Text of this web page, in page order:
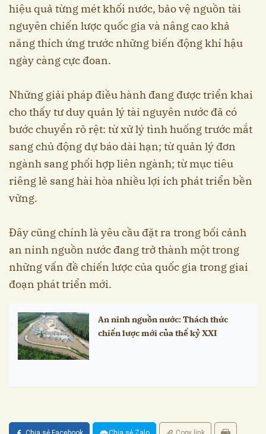
hiệu quả từng mét khối nước, bảo vệ nguồn tài
nguyên chiến lược quốc gia và nâng cao khả
năng thích ứng trước những biến động khí hậu
ngày càng cực đoan.
Những giải pháp điều hành đang được triển khai
cho thấy tư duy quản lý tài nguyên nước đã có
bước chuyển rõ rệt: từ xử lý tình huống trước mắt
sang chủ động dự báo dài hạn; từ quản lý đơn
ngành sang phối hợp liên ngành; từ mục tiêu
riêng lẻ sang hài hòa nhiều lợi ích phát triển bền
vững.
Đây cũng chính là yêu cầu đặt ra trong bối cảnh
an ninh nguồn nước đang trở thành một trong
những vấn đề chiến lược của quốc gia trong giai
đoạn phát triển mới.
An ninh nguồn nước: Thách thức
chiến lược mới của thế kỷ XXI